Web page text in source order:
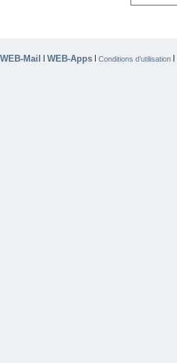
WEB-Mail | WEB-Apps | Conditions d’utilisation |